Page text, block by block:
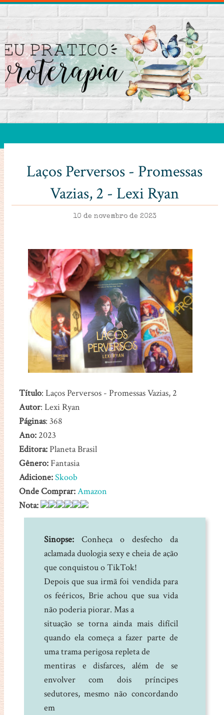
Laços Perversos - Promessas
Vazias, 2 - Lexi Ryan
10 de novembro de 2023
Título: Laços Perversos - Promessas Vazias, 2
Autor: Lexi Ryan
Páginas: 368
Ano:2023
Editora:Planeta Brasil
Gênero:Fantasia
Adicione:Skoob
Onde Comprar:Amazon
Nota:
Sinopse:Conheça o desfecho da
aclamada duologia sexy e cheia de ação
que conquistou o TikTok!
Depois que sua irmã foi vendida para
os feéricos, Brie achou que sua vida
não poderia piorar. Mas a
situação se torna ainda mais difícil
quando ela começa a fazer parte de
uma trama perigosa repleta de
mentiras e disfarces, além de se
envolver com dois príncipes
sedutores, mesmo não concordando
em